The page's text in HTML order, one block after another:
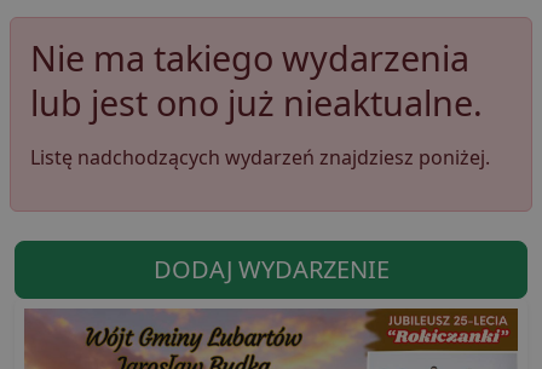
Nie ma takiego wydarzenia
lub jest ono już nieaktualne.
Listę nadchodzących wydarzeń znajdziesz poniżej.
DODAJ WYDARZENIE